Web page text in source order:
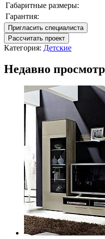
Габаритные размеры:
Гарантия:
Пригласить специалиста
Рассчитать проект
Категория: Детские
Недавно